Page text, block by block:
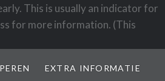
This is usually an indicator for
for more information. (This
EXTRA INFORMATIE